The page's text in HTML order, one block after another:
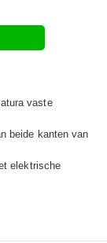
vaste
beide kanten van
elektrische